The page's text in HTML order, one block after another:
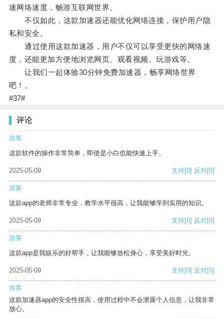
速网络速度，畅游互联网世界。
不仅如此，这款加速器还能优化网络连接，保护用户隐
私和安全。
通过使用这款加速器，用户不仅可以享受更快的网络速
度，还能更加方便地浏览网页、观看视频、玩游戏等。
让我们一起体验30分钟免费加速器，畅享网络世界
吧！。
#37#
评论
游客
这款软件的操作非常简单，即使是小白也能快速上手。
2025-05-09 支持[0] 反对[0]
游客
这款app的老师非常专业，教学水平很高，让我能够学到实用的知识。
2025-05-09 支持[0] 反对[0]
游客
这款app是我娱乐的好帮手，让我能够放松身心，享受美好时光。
2025-05-09 支持[0] 反对[0]
游客
这款加速器app的安全性很高，使用过程中不会泄露个人信息，让我非常
放心。